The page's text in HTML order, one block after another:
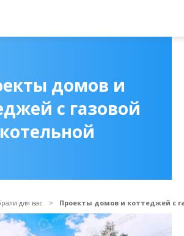
домов и
с газовой
котельной
для вас Проекты домов и коттеджей с